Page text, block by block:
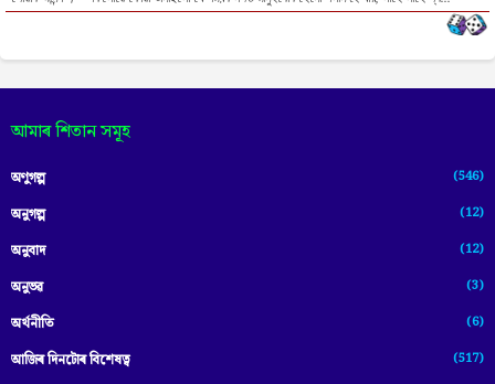
আমাৰ শিতান সমূহ
অণুগল্প (546)
অনুগল্প (12)
অনুবাদ (12)
অনুভৱ (3)
অৰ্থনীতি (6)
আজিৰ দিনটোৰ বিশেষত্ব (517)